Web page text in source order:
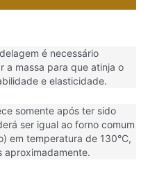
é necessário
a massa para que atinja o
e elasticidade.
somente após ter sido
ser igual ao forno comum
em temperatura de 130°C,
aproximadamente.